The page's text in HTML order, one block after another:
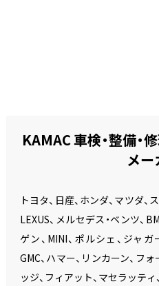
KAMAC 車検・整備・
メー
トヨタ、日産、ホンダ、マツダ、
LEXUS、メルセデス・ベンツ、
ゲン、MINI、ポルシェ、ジャ
GMC、ハマー、リンカーン、フ
ッジ、フィアット、マセラッテ